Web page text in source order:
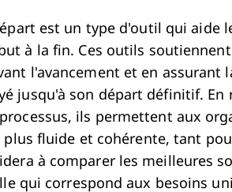
est un type d'outil qui aide
à la fin. Ces outils
l'avancement et en assurant
jusqu'à son départ définitif. En
ils permettent aux
fluide et cohérente, tant
à comparer les meilleures
qui correspond aux besoins